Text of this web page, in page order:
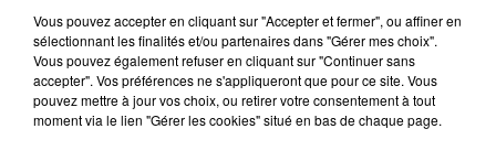
celle de nos partenaires ?
Oui
Non
Vous pouvez accepter en cliquant sur "Accepter et fermer", ou affiner en
sélectionnant les finalités et/ou partenaires dans "Gérer mes choix".
Vous pouvez également refuser en cliquant sur "Continuer sans
accepter". Vos préférences ne s'appliqueront que pour ce site. Vous
pouvez mettre à jour vos choix, ou retirer votre consentement à tout
moment via le lien "Gérer les cookies" situé en bas de chaque page.